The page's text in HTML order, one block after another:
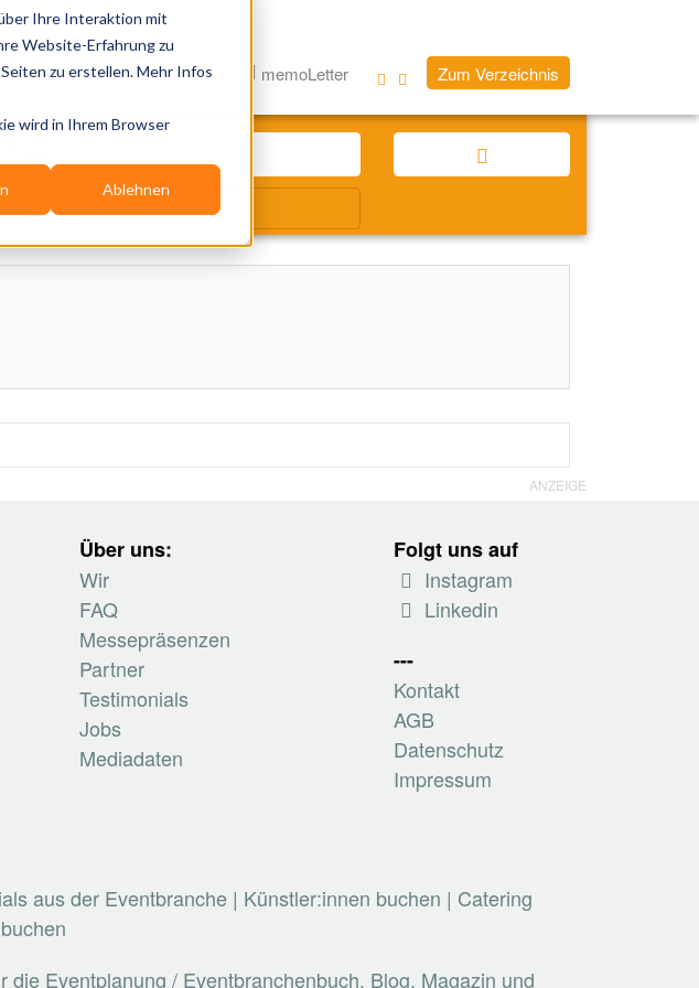
Ihre Interaktion mit
Website-Erfahrung zu
zu erstellen. Mehr Infos
wird in Ihrem Browser
Ablehnen
Services Blog memoLetter Zum Verzeichnis
ANZEIGE
Über uns:
Wir
FAQ
Messepräsenzen
Partner
Testimonials
Jobs
Mediadaten
Folgt uns auf
Instagram
Linkedin
---
Kontakt
AGB
Datenschutz
Impressum
aus der Eventbranche | Künstler:innen buchen | Catering
Eventplanung / Eventbranchenbuch, Blog, Magazin und